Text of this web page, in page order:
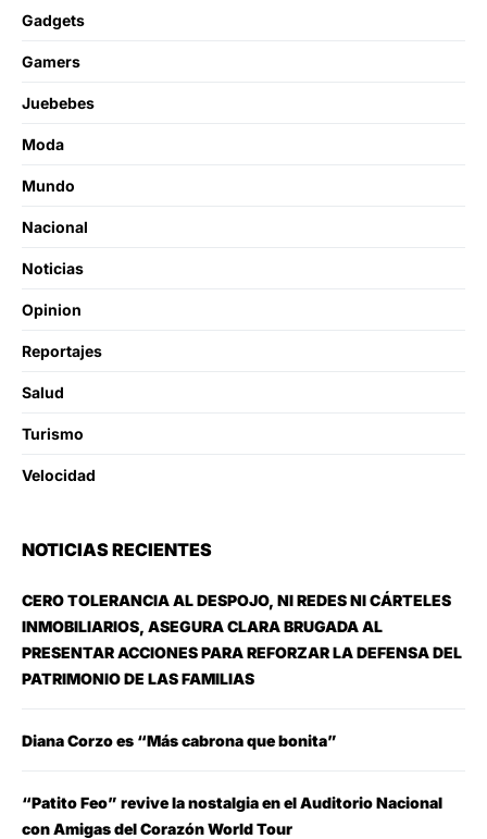
Gadgets
Gamers
Juebebes
Moda
Mundo
Nacional
Noticias
Opinion
Reportajes
Salud
Turismo
Velocidad
NOTICIAS RECIENTES
CERO TOLERANCIA AL DESPOJO, NI REDES NI CÁRTELES
INMOBILIARIOS, ASEGURA CLARA BRUGADA AL
PRESENTAR ACCIONES PARA REFORZAR LA DEFENSA DEL
PATRIMONIO DE LAS FAMILIAS
Diana Corzo es “Más cabrona que bonita”
“Patito Feo” revive la nostalgia en el Auditorio Nacional
con Amigas del Corazón World Tour